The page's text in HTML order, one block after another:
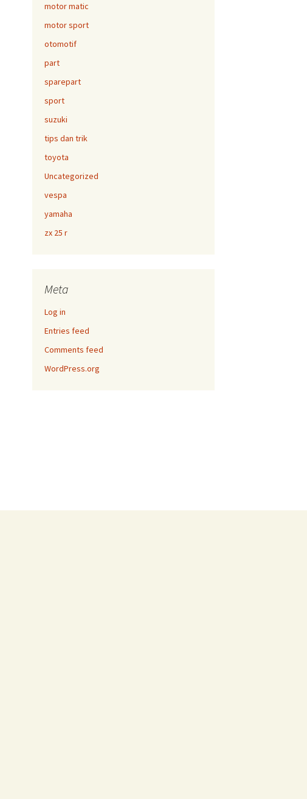
motor matic
motor sport
otomotif
part
sparepart
sport
suzuki
tips dan trik
toyota
Uncategorized
vespa
yamaha
zx 25 r
Meta
Log in
Entries feed
Comments feed
WordPress.org